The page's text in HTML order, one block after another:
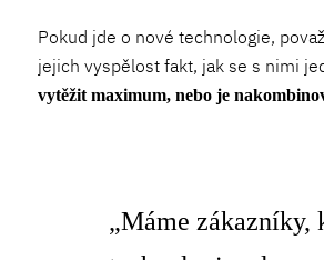
Pokud jde o nové technologie,
jejich vyspělost fakt, jak se s nimi
vytěžit maximum, nebo je
„Máme zákazníky,